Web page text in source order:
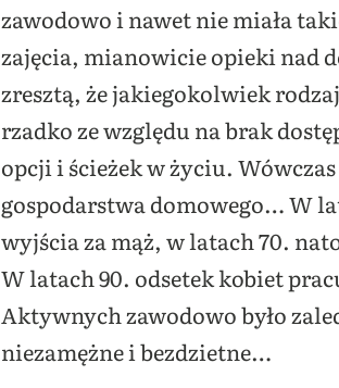
zawodowo i nawet nie miała
zajęcia, mianowicie opieki nad
zresztą, że jakiegokolwiek
rzadko ze względu na brak
opcji i ścieżek w życiu.
gospodarstwa domowego… W
wyjścia za mąż, w latach 70.
W latach 90. odsetek kobiet
Aktywnych zawodowo było
niezamężne i bezdzietne…